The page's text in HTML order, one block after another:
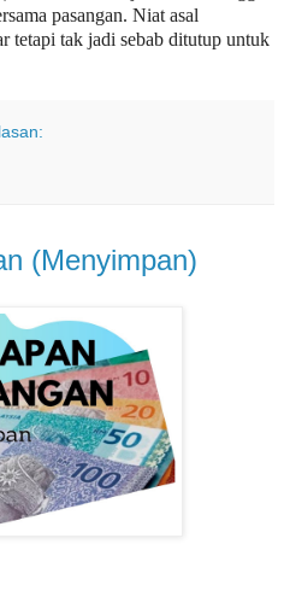
pasangan. Niat asal
tetapi tak jadi sebab ditutup untuk
(Menyimpan)